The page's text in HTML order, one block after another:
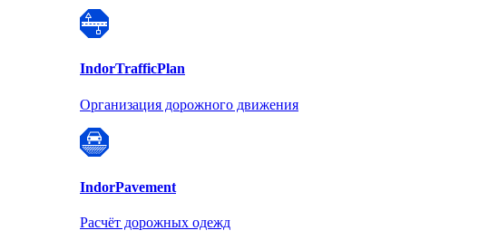
IndorTrafficPlan
Организация дорожного движения
IndorPavement
Расчёт дорожных одежд